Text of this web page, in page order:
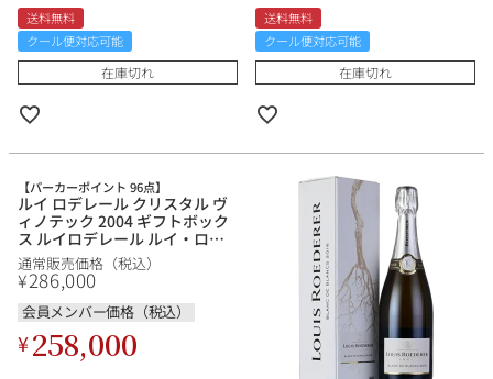
送料無料
クール便対応可能
在庫切れ
送料無料
クール便対応可能
在庫切れ
【パーカーポイント 96点】
ルイ ロデレール クリスタル ヴ
ィノテック 2004 ギフトボック
ス ルイロデレール ルイ・ロデ
レール ヴィノテーク Louis
Roederer Cristal Vinotheque
フランス シャンパン シャンパ
ーニュ
通常販売価格（税込）
¥286,000
会員メンバー価格（税込）
¥258,000